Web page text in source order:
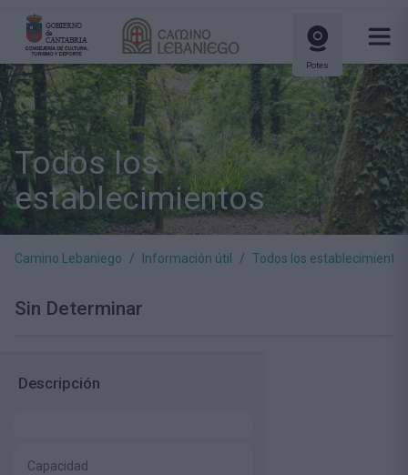
Potes
Todos los
establecimientos
Camino Lebaniego Información útil Todos los establecimientos
Sin Determinar
Descripción
Capacidad